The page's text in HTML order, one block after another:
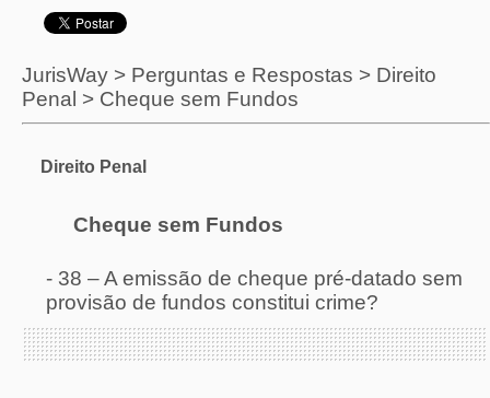
JurisWay > Perguntas e Respostas > Direito
Penal > Cheque sem Fundos
Direito Penal
Cheque sem Fundos
- 38 – A emissão de cheque pré-datado sem
provisão de fundos constitui crime?